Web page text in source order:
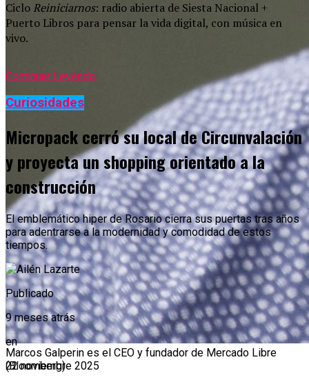
Marcos Galperin es el CEO y fundador de Mercado Libre
(Bloomberg)
Ciclo Reiniciarnos: radio abierta de Siesta Nacional +
Puerto Libros para pensar la vida digital, con música en
vivo.
Continuar Leyendo
Curiosidades
Micropack cerró su local de Circunvalación
y proyecta un shopping orientado a la
construcción
El emblemático hiper de Rosario cierra sus puertas tras años
para adentrarse a la modernidad y comodidad de estos
tiempos.
Publicado
9 meses atrás
en
22 noviembre 2025